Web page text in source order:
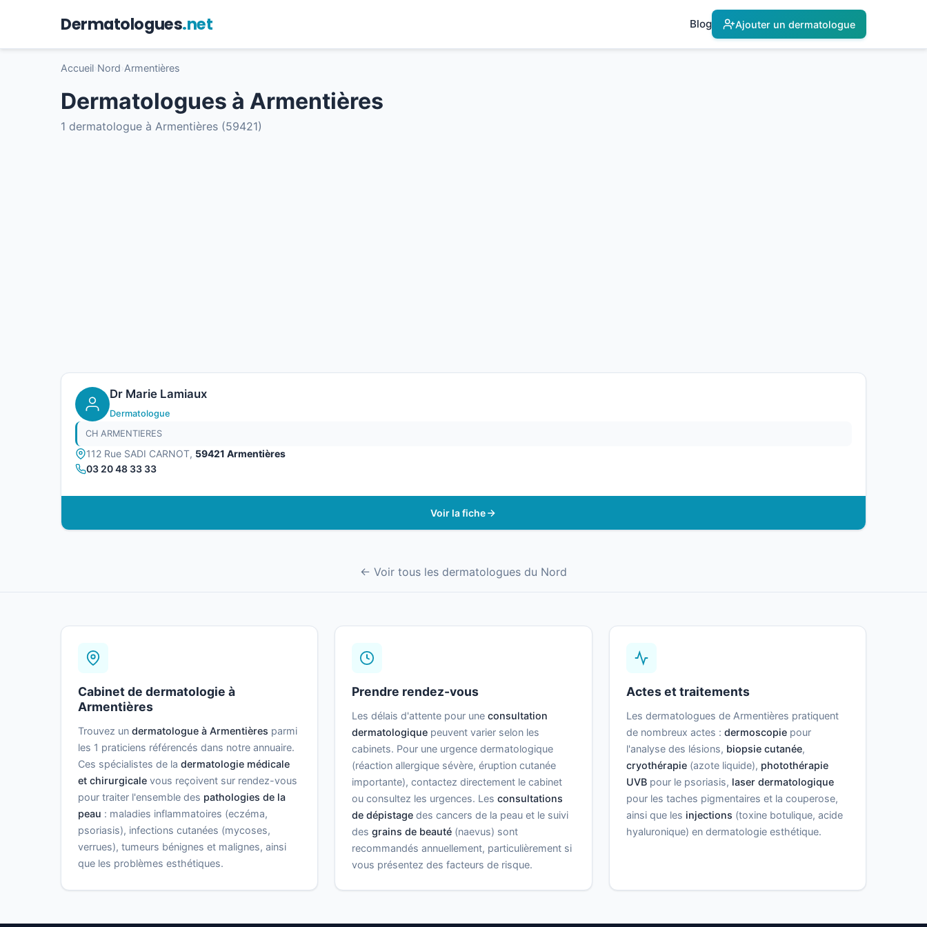
Dermatologues.net Blog Ajouter un dermatologue
Accueil Nord Armentières
Dermatologues à Armentières
1 dermatologue à Armentières (59421)
Dr Marie Lamiaux
Dermatologue
CH ARMENTIERES
112 Rue SADI CARNOT, 59421 Armentières
03 20 48 33 33
Voir la fiche
← Voir tous les dermatologues du Nord
Cabinet de dermatologie à
Armentières
Trouvez un dermatologue à Armentières parmi
les 1 praticiens référencés dans notre annuaire.
Ces spécialistes de la dermatologie médicale
et chirurgicale vous reçoivent sur rendez-vous
pour traiter l'ensemble des pathologies de la
peau : maladies inflammatoires (eczéma,
psoriasis), infections cutanées (mycoses,
verrues), tumeurs bénignes et malignes, ainsi
que les problèmes esthétiques.
Prendre rendez-vous
Les délais d'attente pour uneconsultation
dermatologique peuvent varier selon les
cabinets. Pour une urgence dermatologique
(réaction allergique sévère, éruption cutanée
importante), contactez directement le cabinet
ou consultez les urgences. Lesconsultations
de dépistage des cancers de la peau et le suivi
desgrains de beauté (naevus) sont
recommandés annuellement, particulièrement si
vous présentez des facteurs de risque.
Actes et traitements
Les dermatologues de Armentières pratiquent
de nombreux actes : dermoscopiepour
l'analyse des lésions, biopsie cutanée,
cryothérapie(azote liquide), photothérapie
UVBpour le psoriasis, laser dermatologique
pour les taches pigmentaires et la couperose,
ainsi que les injections (toxine botulique, acide
hyaluronique) en dermatologie esthétique.